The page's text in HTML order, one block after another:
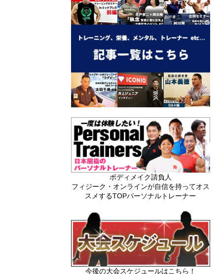
ボディメイク請負人
フィジーク・オンラインが自信を持ってオス
スメするTOPパーソナルトレーナー
今後の大会スケジュールはこちら！